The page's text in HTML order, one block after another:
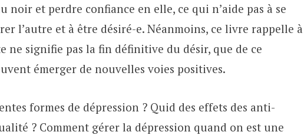
noir et perdre confiance en elle, ce qui n’aide pas à se
l’autre et à être désiré-e. Néanmoins, ce livre rappelle à
ne signifie pas la fin définitive du désir, que de ce
émerger de nouvelles voies positives.
formes de dépression ? Quid des effets des anti-
? Comment gérer la dépression quand on est une